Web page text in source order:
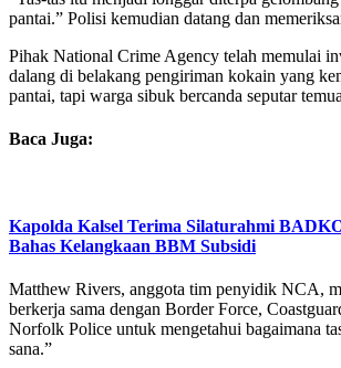
pantai.” Polisi kemudian datang dan
Pihak National Crime Agency telah memulai
dalang di belakang pengiriman kokain yang
pantai, tapi warga sibuk bercanda seputar
Baca Juga:
Kapolda Kalsel Terima Silaturahmi
Bahas Kelangkaan BBM Subsidi
Matthew Rivers, anggota tim penyidik NCA,
berkerja sama dengan Border Force,
Norfolk Police untuk mengetahui bagaimana
sana.”